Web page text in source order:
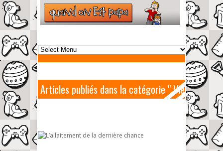
Articles publiés dans la catégorie " Vie
de maman "